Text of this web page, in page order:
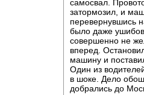
самосвал.
затормозил, и
перевернувшись
было даже
совершенно не
вперед.
машину и
Один из
в шоке. Дело
добрались до